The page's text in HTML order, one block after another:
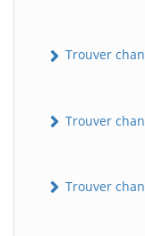
Trouver
Trouver
Trouver